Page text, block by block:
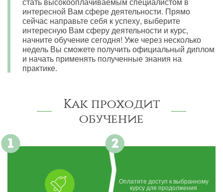
интересной Вам сфере деятельности. Прямо
сейчас направьте себя к успеху, выберите
интересную Вам сферу деятельности и курс,
начните обучение сегодня! Уже через несколько
недель Вы сможете получить официальный диплом
и начать применять полученные знания на
практике.
Как проходит
обучение
Оплатите доступ к выбранному
курсу для продолжения